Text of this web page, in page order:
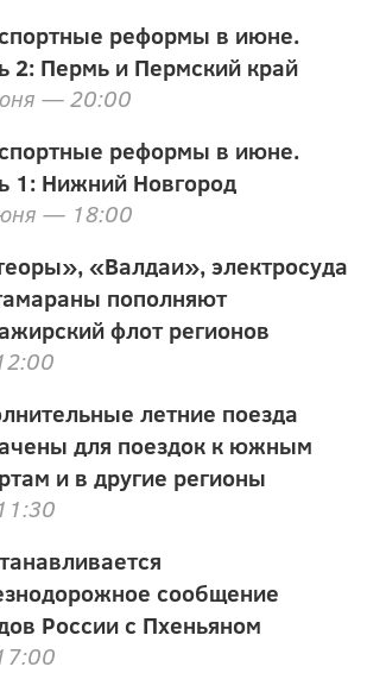
реформы в июне.
2: Пермь и Пермский край
— 20:00
реформы в июне.
1: Нижний Новгород
— 18:00
«Валдаи», электросуда
пополняют
флот регионов
летние поезда
для поездок к южным
и в другие регионы
сообщение
России с Пхеньяном